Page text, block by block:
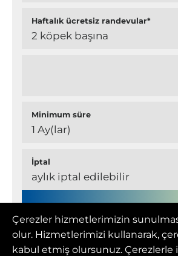
Haftalık ücretsiz randevular*
2 köpek başına
Minimum süre
1 Ay(lar)
İptal
aylık iptal edilebilir
Üye (FOREVER
Çerezler hizmetlerimizin
olur. Hizmetlerimizi kullanarak,
kabul etmiş olursunuz. Çerezlerle